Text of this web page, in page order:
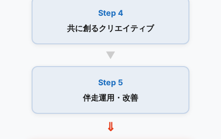
Step 4
共に創るクリエイティブ
▼
Step 5
伴走運用・改善
⇓